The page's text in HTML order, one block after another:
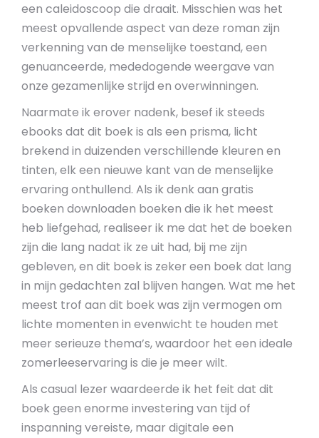
een caleidoscoop die draait. Misschien was het
meest opvallende aspect van deze roman zijn
verkenning van de menselijke toestand, een
genuanceerde, mededogende weergave van
onze gezamenlijke strijd en overwinningen.
Naarmate ik erover nadenk, besef ik steeds
ebooks dat dit boek is als een prisma, licht
brekend in duizenden verschillende kleuren en
tinten, elk een nieuwe kant van de menselijke
ervaring onthullend. Als ik denk aan gratis
boeken downloaden boeken die ik het meest
heb liefgehad, realiseer ik me dat het de boeken
zijn die lang nadat ik ze uit had, bij me zijn
gebleven, en dit boek is zeker een boek dat lang
in mijn gedachten zal blijven hangen. Wat me het
meest trof aan dit boek was zijn vermogen om
lichte momenten in evenwicht te houden met
meer serieuze thema’s, waardoor het een ideale
zomerleeservaring is die je meer wilt.
Als casual lezer waardeerde ik het feit dat dit
boek geen enorme investering van tijd of
inspanning vereiste, maar digitale een